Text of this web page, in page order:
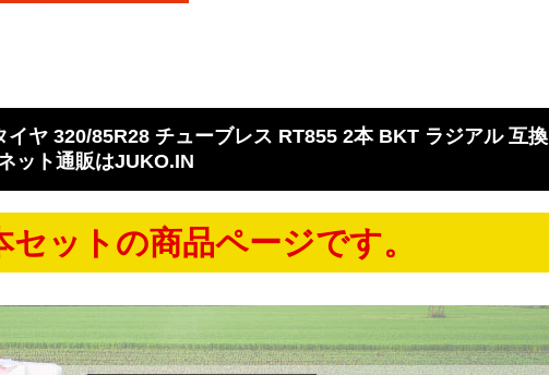
イヤ 320/85R28 チューブレス RT855 2本 BKT ラジアル 互換
ット通販はJUKO.IN
ットの商品ページです。